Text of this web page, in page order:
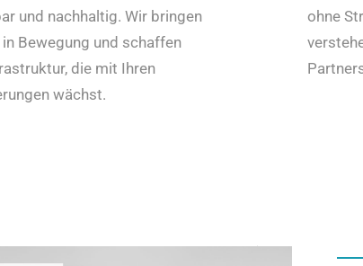
und nachhaltig. Wir bringen
in Bewegung und schaffen
die mit Ihren
wächst.
ohne